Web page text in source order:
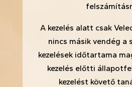
A kezelés alatt csak
nincs másik vendég a
kezelések időtartama
kezelés előtti
kezelést követő